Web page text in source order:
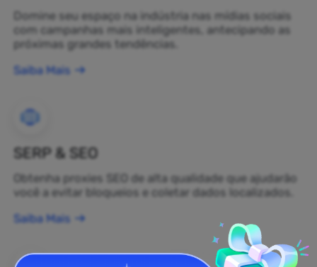
Domine seu espaço na indústria nas mídias sociais
com campanhas mais inteligentes, antecipando as
próximas grandes tendências.
Saiba Mais
SERP & SEO
Obtenha proxies SEO de alta qualidade que ajudarão
você a evitar bloqueios e coletar dados localizados.
Saiba Mais